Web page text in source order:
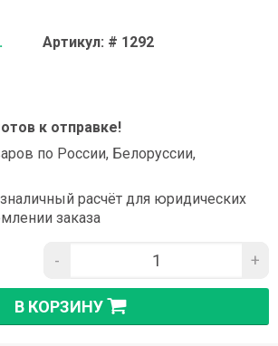
Артикул: # 1292
к отправке!
по России, Белоруссии,
расчёт для юридических
заказа
- +
В КОРЗИНУ